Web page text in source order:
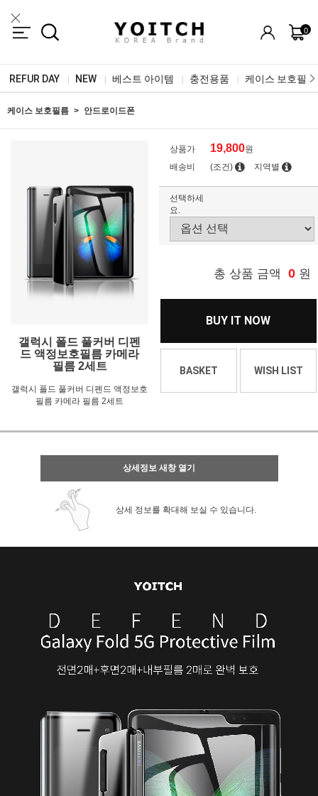
0
REFUR DAY NEW 베스트 아이템 충전용품 케이스 보호필름
케이스 보호필름 안드로이드폰
갤럭시 폴드 풀커버 디펜
드 액정보호필름 카메라
필름 2세트
갤럭시 폴드 풀커버 디펜드 액정보호
필름 카메라 필름 2세트
상품가 19,800원
배송비
(조건) 지역별
선택하세
요.
총 상품 금액 0 원
BUY IT NOW
BASKET WISH LIST
상세정보 새창 열기
상세 정보를 확대해 보실 수 있습니다.